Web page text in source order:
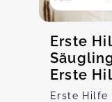
Erste
Erste
Erste Hilfe